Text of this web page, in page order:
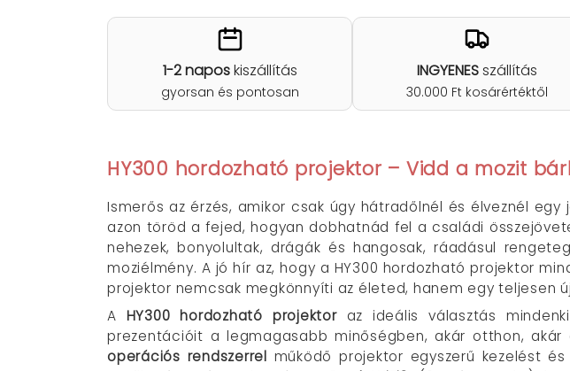
1-2 naposkiszállítás
gyorsan és pontosan
INGYENESszállítás
30.000 Ft kosárértéktől
HY300 hordozható projektor – Vidd a mozit
Ismerős az érzés, amikor csak úgy hátradőlnél és élveznél
azon töröd a fejed, hogyan dobhatnád fel a családi
nehezek, bonyolultak, drágák és hangosak, ráadásul
moziélmény. A jó hír az, hogy a HY300 hordozható projektor
projektor nemcsak megkönnyíti az életed, hanem egy teljesen
A HY300 hordozható projektoraz ideális választás
prezentációit a legmagasabb minőségben, akár otthon,
operációs rendszerrel működő projektor egyszerű kezelést